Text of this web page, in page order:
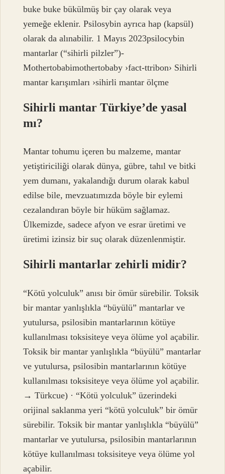
buke buke bükülmüş bir çay olarak veya
yemeğe eklenir. Psilosybin ayrıca hap (kapsül)
olarak da alınabilir. 1 Mayıs 2023psilocybin
mantarlar (“sihirli pilzler”)-
Mothertobabimothertobaby ›fact-ttribon› Sihirli
mantar karışımları ›sihirli mantar ölçme
Sihirli mantar Türkiye’de yasal
mı?
Mantar tohumu içeren bu malzeme, mantar
yetiştiriciliği olarak dünya, gübre, tahıl ve bitki
yem dumanı, yakalandığı durum olarak kabul
edilse bile, mevzuatımızda böyle bir eylemi
cezalandıran böyle bir hüküm sağlamaz.
Ülkemizde, sadece afyon ve esrar üretimi ve
üretimi izinsiz bir suç olarak düzenlenmiştir.
Sihirli mantarlar zehirli midir?
“Kötü yolculuk” anısı bir ömür sürebilir. Toksik
bir mantar yanlışlıkla “büyülü” mantarlar ve
yutulursa, psilosibin mantarlarının kötüye
kullanılması toksisiteye veya ölüme yol açabilir.
Toksik bir mantar yanlışlıkla “büyülü” mantarlar
ve yutulursa, psilosibin mantarlarının kötüye
kullanılması toksisiteye veya ölüme yol açabilir.
→ Türkcue) · “Kötü yolculuk” üzerindeki
orijinal saklanma yeri “kötü yolculuk” bir ömür
sürebilir. Toksik bir mantar yanlışlıkla “büyülü”
mantarlar ve yutulursa, psilosibin mantarlarının
kötüye kullanılması toksisiteye veya ölüme yol
açabilir.